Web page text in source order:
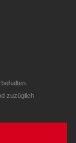
zuzüglich